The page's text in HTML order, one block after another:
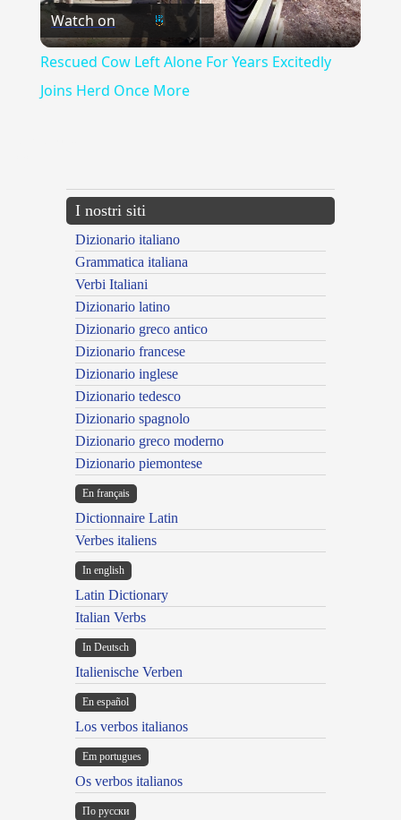
Video
Watch on
Rescued Cow Left Alone For Years Excitedly
Joins Herd Once More
I nostri siti
Dizionario italiano
Grammatica italiana
Verbi Italiani
Dizionario latino
Dizionario greco antico
Dizionario francese
Dizionario inglese
Dizionario tedesco
Dizionario spagnolo
Dizionario greco moderno
Dizionario piemontese
En français
Dictionnaire Latin
Verbes italiens
In english
Latin Dictionary
Italian Verbs
In Deutsch
Italienische Verben
En español
Los verbos italianos
Em portugues
Os verbos italianos
По русски